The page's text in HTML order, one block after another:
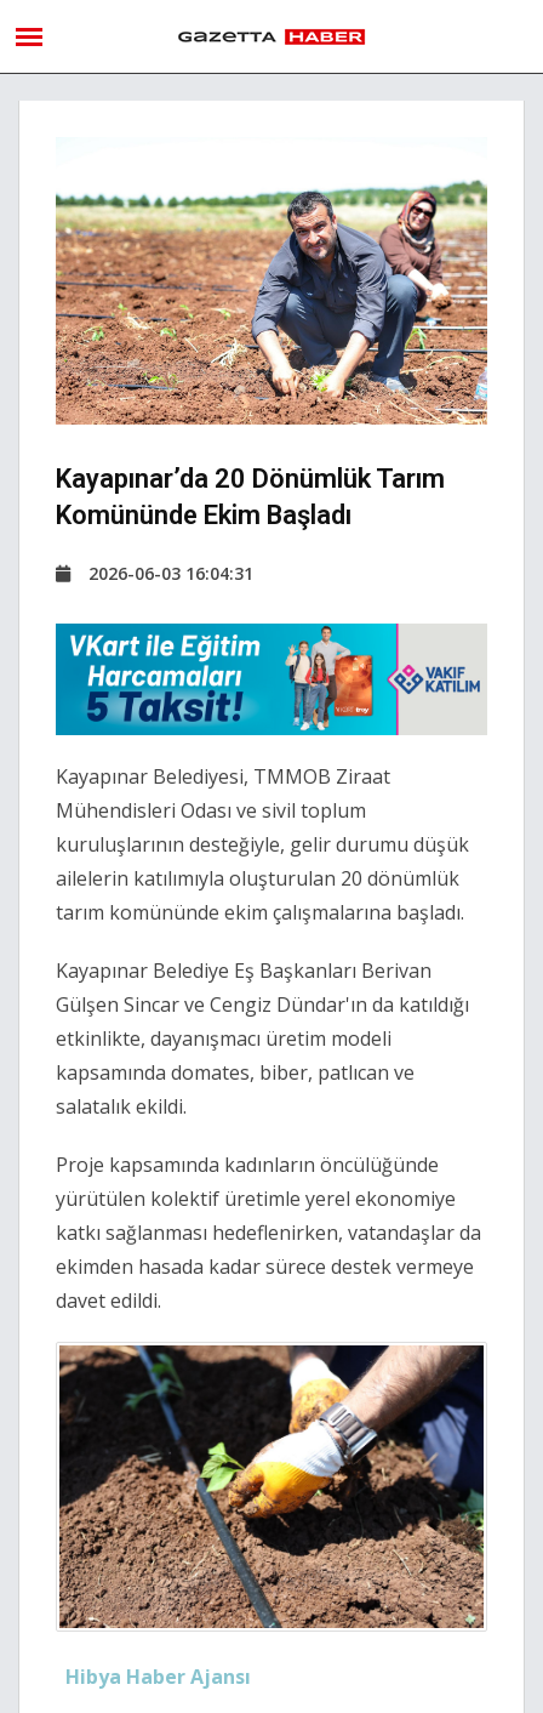
Kayapınar’da 20 Dönümlük Tarım
Komününde Ekim Başladı
2026-06-03 16:04:31
Kayapınar Belediyesi, TMMOB Ziraat
Mühendisleri Odası ve sivil toplum
kuruluşlarının desteğiyle, gelir durumu düşük
ailelerin katılımıyla oluşturulan 20 dönümlük
tarım komününde ekim çalışmalarına başladı.
Kayapınar Belediye Eş Başkanları Berivan
Gülşen Sincar ve Cengiz Dündar'ın da katıldığı
etkinlikte, dayanışmacı üretim modeli
kapsamında domates, biber, patlıcan ve
salatalık ekildi.
Proje kapsamında kadınların öncülüğünde
yürütülen kolektif üretimle yerel ekonomiye
katkı sağlanması hedeflenirken, vatandaşlar da
ekimden hasada kadar sürece destek vermeye
davet edildi.
Hibya Haber Ajansı